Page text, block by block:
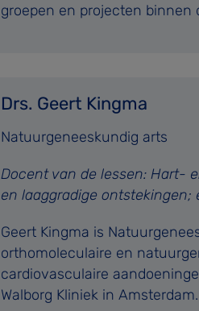
groepen en projecten binnen
Drs. Geert Kingma
Natuurgeneeskundig arts
Docent van de lessen: Hart-
en laaggradige ontstekingen;
Geert Kingma is
orthomoleculaire en
cardiovasculaire
Walborg Kliniek in Amsterdam.